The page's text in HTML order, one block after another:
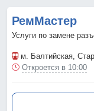
РемМастер
Услуги по замене
м. Балтийская,
Откроется в 10:00